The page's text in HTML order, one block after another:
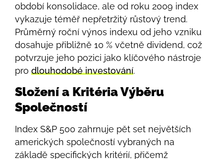
období konsolidace, ale od roku 2009 index
vykazuje téměř nepřetržitý růstový trend.
Průměrný roční výnos indexu od jeho vzniku
dosahuje přibližně 10 % včetně dividend, což
potvrzuje jeho pozici jako klíčového nástroje
pro dlouhodobé investování.
Složení a Kritéria Výběru
Společností
Index S&P 500 zahrnuje pět set největších
amerických společností vybraných na
základě specifických kritérií, přičemž